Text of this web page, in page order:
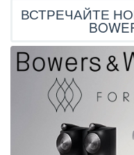
ВСТРЕЧАЙТЕ